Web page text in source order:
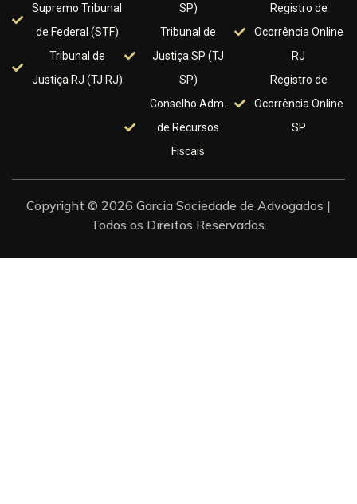
Supremo Tribunal
de Federal (STF)
Tribunal de
Justiça RJ (TJ RJ)
SP)
Tribunal de
Justiça SP (TJ
SP)
Conselho Adm.
de Recursos
Fiscais
Registro de
Ocorrência Online
RJ
Registro de
Ocorrência Online
SP
Copyright © 2026 Garcia Sociedade de Advogados |
Todos os Direitos Reservados.